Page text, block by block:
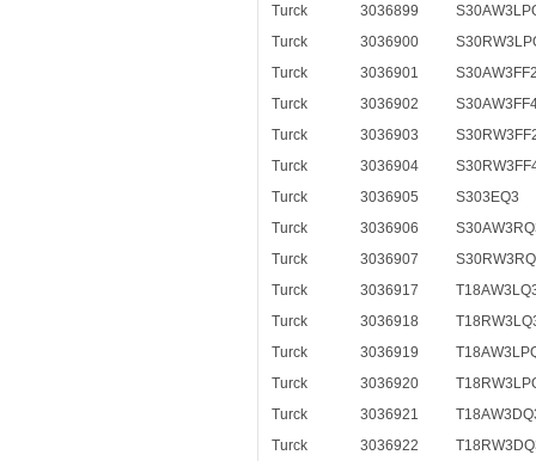
Turck
3036899
Turck
3036900
Turck
3036901
Turck
3036902
Turck
3036903
Turck
3036904
Turck
3036905
S303EQ3
Turck
3036906
Turck
3036907
Turck
3036917
Turck
3036918
Turck
3036919
Turck
3036920
Turck
3036921
Turck
3036922